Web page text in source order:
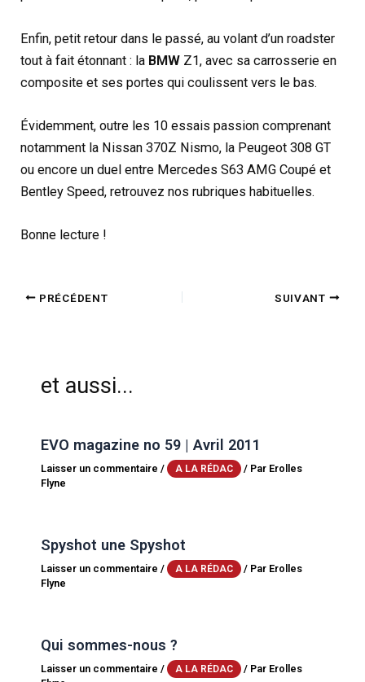
Enfin, petit retour dans le passé, au volant d’un roadster
tout à fait étonnant : la BMW Z1, avec sa carrosserie en
composite et ses portes qui coulissent vers le bas.
Évidemment, outre les 10 essais passion comprenant
notamment la Nissan 370Z Nismo, la Peugeot 308 GT
ou encore un duel entre Mercedes S63 AMG Coupé et
Bentley Speed, retrouvez nos rubriques habituelles.
Bonne lecture !
PRÉCÉDENT SUIVANT
et aussi...
EVO magazine no 59 | Avril 2011
Laisser un commentaire / A LA RÉDAC / Par Erolles
Flyne
Spyshot une Spyshot
Laisser un commentaire / A LA RÉDAC / Par Erolles
Flyne
Qui sommes-nous ?
Laisser un commentaire / A LA RÉDAC / Par Erolles